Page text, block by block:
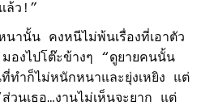
ล้ว!”
านั้น คงหนีไม่พ้นเรื่องที่เอาตัว
มองไปโต๊ะข้างๆ “ดูยายคนนั้น
ทำก็ไม่หนักหนาและยุ่งเหยิง แต่
นเธอ…งานไม่เห็นจะยาก แต่